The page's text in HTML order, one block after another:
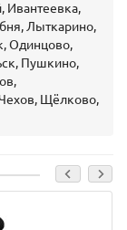
Ивантеевка,
Лыткарино,
Одинцово,
Пушкино,
Щёлково,